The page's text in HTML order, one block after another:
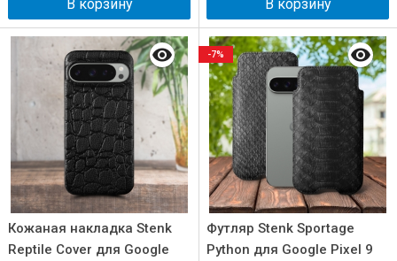
В корзину В корзину
Кожаная накладка Stenk
Reptile Cover для Google
Футляр Stenk Sportage
Python для Google Pixel 9
-7%